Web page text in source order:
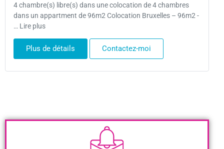
4 chambre(s) libre(s) dans une colocation de 4 chambres
dans un appartment de 96m2 Colocation Bruxelles – 96m2 -
… Lire plus
Plus de détails Contactez-moi